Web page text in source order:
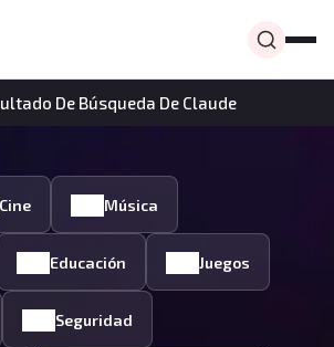
De Búsqueda De Claude
Cine Música
Educación Juegos
Seguridad